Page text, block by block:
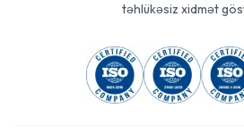
təhlükəsiz xidmət